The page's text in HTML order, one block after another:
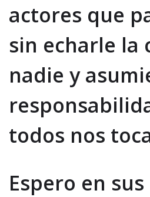
actores que
sin echarle la
nadie y
todos nos
Espero en sus